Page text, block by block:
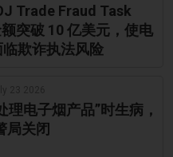
Trade Fraud Task
突破 10 亿美元，使电
欺诈执法风险
理电子烟产品”时生病，
局关闭